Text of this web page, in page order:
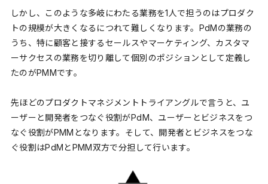
しかし、このような多岐にわたる業務を1人で担うのはプロダク
トの規模が大きくなるにつれて難しくなります。PdMの業務の
うち、特に顧客と接するセールスやマーケティング、カスタマ
ーサクセスの業務を切り離して個別のポジションとして定義し
たのがPMMです。
先ほどのプロダクトマネジメントトライアングルで言うと、ユ
ーザーと開発者をつなぐ役割がPdM、ユーザーとビジネスをつ
なぐ役割がPMMとなります。そして、開発者とビジネスをつな
ぐ役割はPdMとPMM双方で分担して行います。